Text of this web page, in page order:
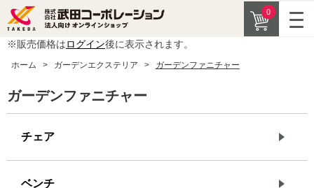
0
※販売価格はログイン後に表示されます。
ホーム > ガーデンエクステリア > ガーデンファニチャー
ガーデンファニチャー
チェア
ベンチ